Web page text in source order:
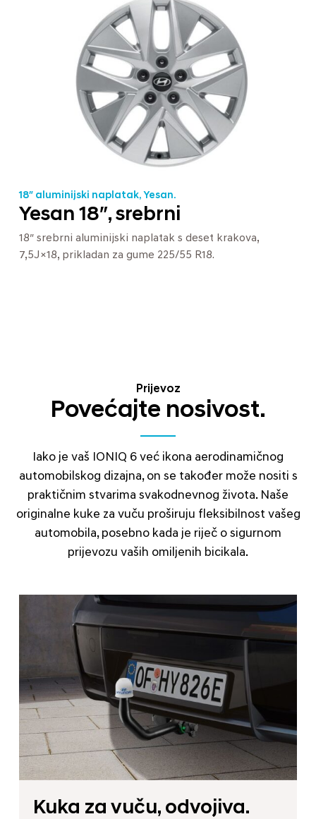
18″ aluminijski naplatak, Yesan.
Yesan 18″, srebrni
18″ srebrni aluminijski naplatak s deset krakova,
7,5J×18, prikladan za gume 225/55 R18.
Prijevoz
Povećajte nosivost.
Iako je vaš IONIQ 6 već ikona aerodinamičnog
automobilskog dizajna, on se također može nositi s
praktičnim stvarima svakodnevnog života. Naše
originalne kuke za vuču proširuju fleksibilnost vašeg
automobila, posebno kada je riječ o sigurnom
prijevozu vaših omiljenih bicikala.
Kuka za vuču, odvojiva.